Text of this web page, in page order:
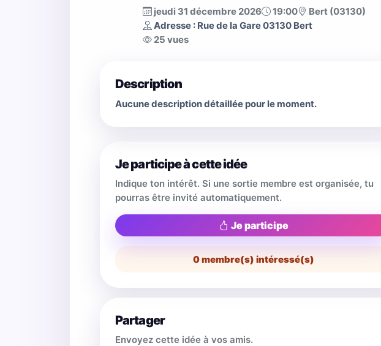
jeudi 31 décembre 2026 19:00
Bert (03130)
Adresse : Rue de la Gare 03130 Bert
25 vues
Description
Aucune description détaillée pour le moment.
Je participe à cette idée
Indique ton intérêt. Si une sortie membre est organisée, tu
pourras être invité automatiquement.
Je participe
0membre(s) intéressé(s)
Partager
Envoyez cette idée à vos amis.